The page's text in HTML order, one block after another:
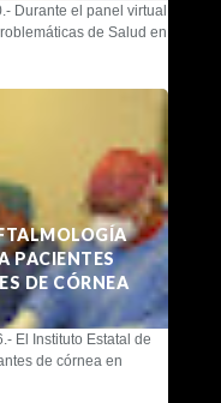
Durante el panel virtual
de Salud en
PACIENTES
DE CÓRNEA
El Instituto Estatal de
de córnea en